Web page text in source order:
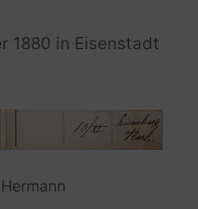
1880 in Eisenstadt